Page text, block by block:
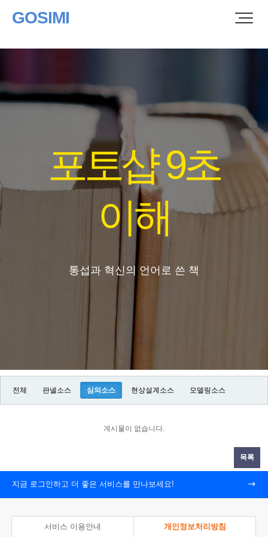
GOSIMI
포토샵 9초
이해
통섭과 혁신의 언어로 쓴 책
전체 판넬소스 심의소스 현상설계소스 모델링소스
게시물이 없습니다.
목록
지금 로그인하고 더 좋은 서비스를 만나보세요!
서비스 이용안내 개인정보처리방침